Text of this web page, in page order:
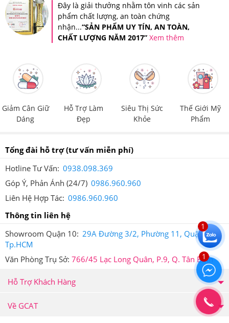
-Người bận rộn, ít có thời gian dưỡng trắng da
-Người có làn da không đều màu, sạm, tàn nhang
gan suy giảm
-Người muốn trắng da an toàn từ bên trong.
Đây là giải thưởng nhằm tôn vinh các sản
phẩm chất lượng, an toàn chứng
nhận...“SẢN PHẨM UY TÍN, AN TOÀN,
CHẤT LƯỢNG NĂM 2017” Xem thêm
Giảm Cân Giữ
Dáng
Hỗ Trợ Làm
Đẹp
Siêu Thị Sức
Khỏe
Thế Giới Mỹ
Phẩm
Tổng đài hỗ trợ(tư vấn miễn phí)
Hotline Tư Vấn: 0938.098.369
Góp Ý, Phản Ánh (24/7) 0986.960.960
Liên Hệ Hợp Tác: 0986.960.960
Thông tin liên hệ
Showroom Quận 10: 29A Đường 3/2, Phường 11, Quận 10,
Tp.HCM
Văn Phòng Trụ Sở: 766/45 Lạc Long Quân, P.9, Q. Tân Bình
Hỗ Trợ Khách Hàng
Về GCAT
1
1